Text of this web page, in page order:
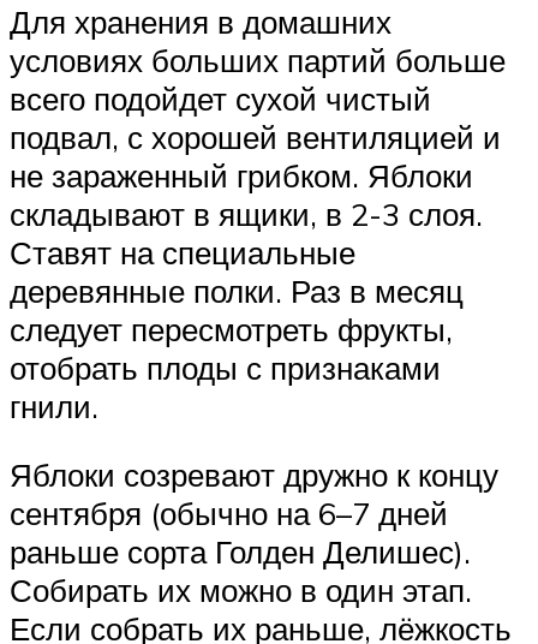
Для хранения в домашних
условиях больших партий больше
всего подойдет сухой чистый
подвал, с хорошей вентиляцией и
не зараженный грибком. Яблоки
складывают в ящики, в 2-3 слоя.
Ставят на специальные
деревянные полки. Раз в месяц
следует пересмотреть фрукты,
отобрать плоды с признаками
гнили.
Яблоки созревают дружно к концу
сентября (обычно на 6–7 дней
раньше сорта Голден Делишес).
Собирать их можно в один этап.
Если собрать их раньше, лёжкость